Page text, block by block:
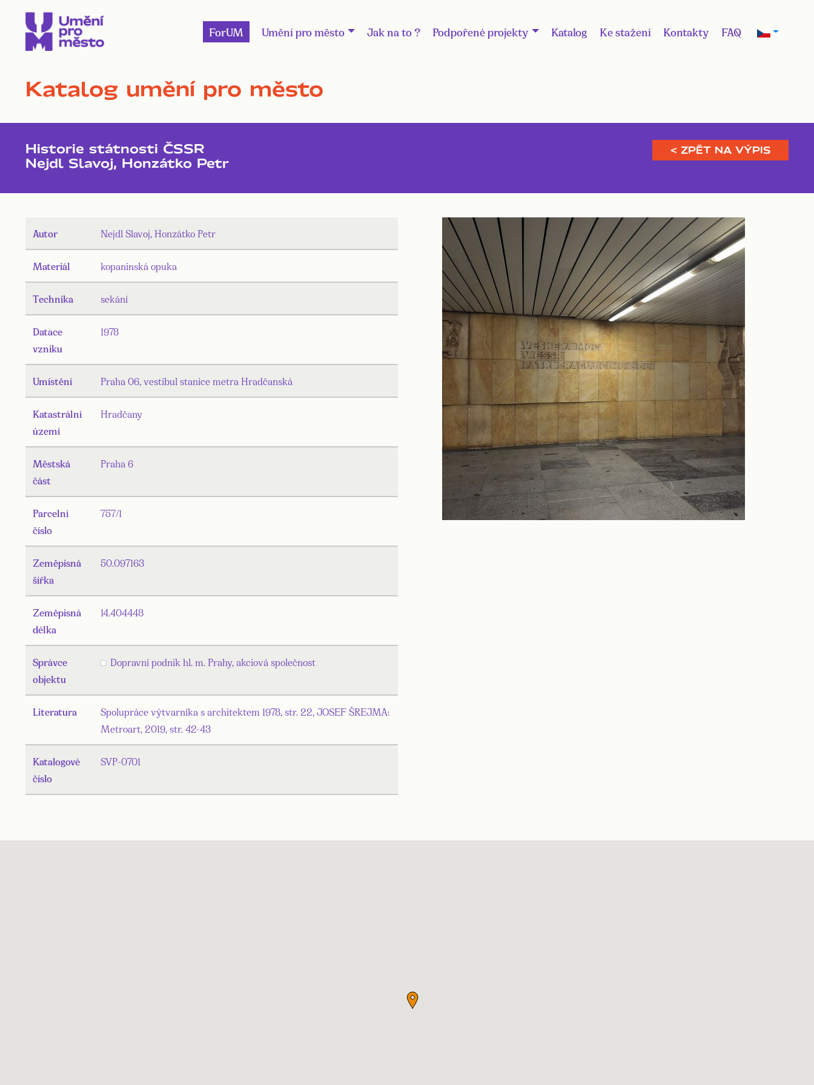
ForUM Umění pro město Jak na to ? Podpořené projekty Katalog Ke stažení Kontakty FAQ
Katalog umění pro město
Historie státnosti ČSSR
Nejdl Slavoj, Honzátko Petr
< ZPĚT NA VÝPIS
Autor Nejdl Slavoj, Honzátko Petr
Materiál kopaninská opuka
Technika sekání
Datace
vzniku
1978
Umístění Praha 06, vestibul stanice metra Hradčanská
Katastrální
území
Hradčany
Městská
část
Praha 6
Parcelní
číslo
757/1
Zeměpisná
šířka
50.097163
Zeměpisná
délka
14.404448
Správce
objektu
Dopravní podnik hl. m. Prahy, akciová společnost
Literatura
Spolupráce výtvarníka s architektem 1978, str. 22, JOSEF ŠREJMA:
Metroart, 2019, str. 42-43
Katalogové
číslo
SVP-0701